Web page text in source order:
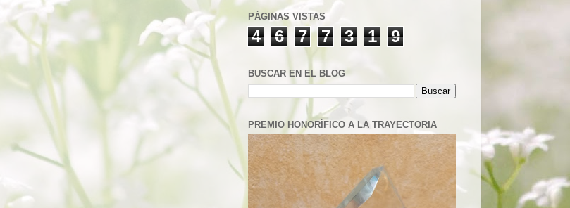
PÁGINAS VISTAS
4 6 7 7 3 1 9
BUSCAR EN EL BLOG
PREMIO HONORÍFICO A LA TRAYECTORIA